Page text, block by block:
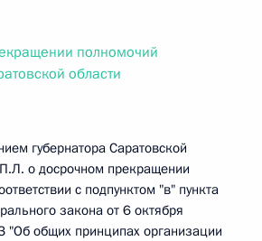
полномочий
области
губернатора Саратовской
о досрочном прекращении
с подпунктом "в" пункта
закона от 6 октября
общих принципах организации